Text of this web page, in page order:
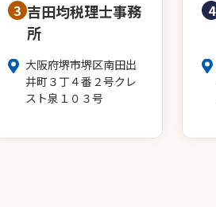
3 吉田均税理士事務
所
大阪府堺市堺区南田出
井町３丁４番２号クレ
スト泉１０３号
4